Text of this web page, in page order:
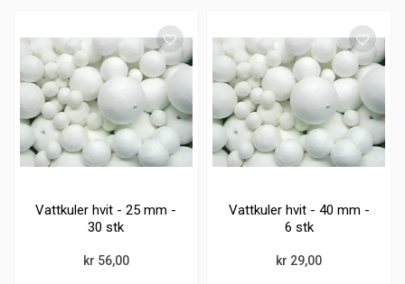
Vattkuler hvit - 25 mm -
30 stk
kr 56,00
Vattkuler hvit - 40 mm -
6 stk
kr 29,00